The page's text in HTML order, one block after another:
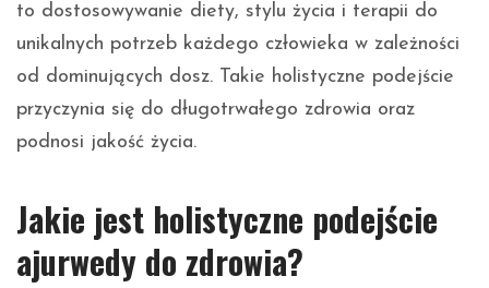
to dostosowywanie diety, stylu życia i terapii do
unikalnych potrzeb każdego człowieka w zależności
od dominujących dosz. Takie holistyczne podejście
przyczynia się do długotrwałego zdrowia oraz
podnosi jakość życia.
Jakie jest holistyczne podejście
ajurwedy do zdrowia?